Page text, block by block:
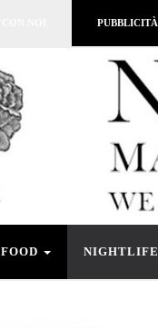
PUBBLICITÀ
FOOD NIGHTLIFE